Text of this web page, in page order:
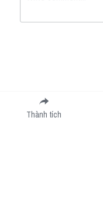
Submit
Thành tích